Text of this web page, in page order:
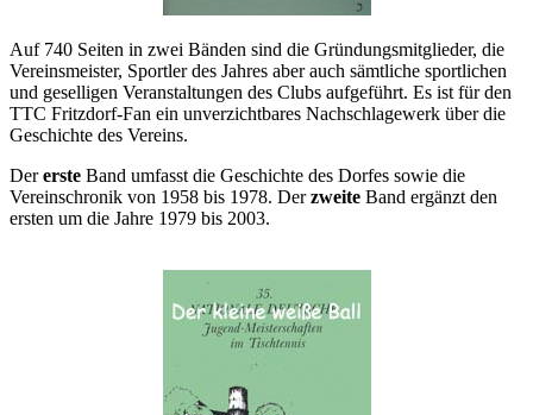
Auf 740 Seiten in zwei Bänden sind die Gründungsmitglieder, die
Vereinsmeister, Sportler des Jahres aber auch sämtliche sportlichen
und geselligen Veranstaltungen des Clubs aufgeführt. Es ist für den
TTC Fritzdorf-Fan ein unverzichtbares Nachschlagewerk über die
Geschichte des Vereins.
Dererste Band umfasst die Geschichte des Dorfes sowie die
Vereinschronik von 1958 bis 1978. Derzweite Band ergänzt den
ersten um die Jahre 1979 bis 2003.